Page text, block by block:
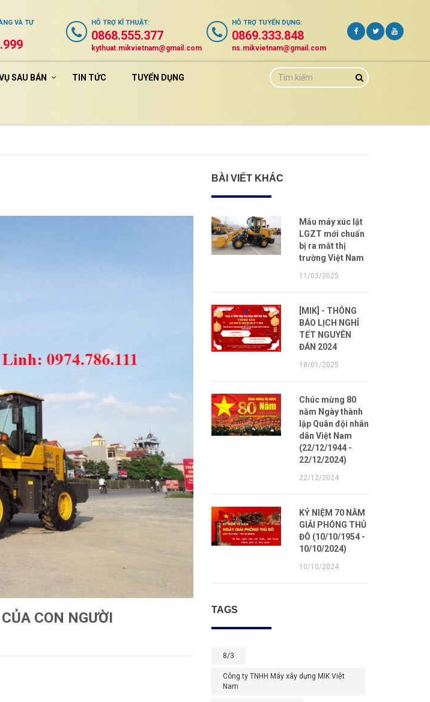
HỖ TRỢ TUYỂN DỤNG:
0869.333.848
ns.mikvietnam@gmail.com
HỖ TRỢ KĨ THUẬT:
0868.555.377
kythuat.mikvietnam@gmail.com
VÀ TƯ
SAU BÁN TIN TỨC TUYỂN DỤNG
CON NGƯỜI
BÀI VIẾT KHÁC
Mẫu máy xúc lật
LGZT mới chuẩn
bị ra mắt thị
trường Việt Nam
11/03/2025
[MIK] - THÔNG
BÁO LỊCH NGHỈ
TẾT NGUYÊN
ĐÁN 2024
18/01/2025
Chúc mừng 80
năm Ngày thành
lập Quân đội nhân
dân Việt Nam
(22/12/1944 -
22/12/2024)
22/12/2024
KỶ NIỆM 70 NĂM
GIẢI PHÓNG THỦ
ĐÔ (10/10/1954 -
10/10/2024)
10/10/2024
TAGS
8/3
Công ty TNHH Máy xây dựng MIK Việt
Nam